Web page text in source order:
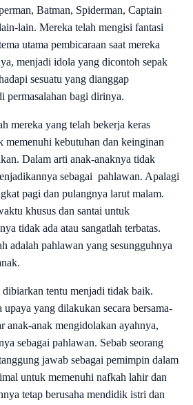
Batman, Spiderman, Captain
lain. Mereka telah mengisi fantasi
utama pembicaraan saat mereka
menjadi idola yang dicontoh sepak
sesuatu yang dianggap
permasalahan bagi dirinya.
mereka yang telah bekerja keras
memenuhi kebutuhan dan keinginan
Dalam arti anak-anaknya tidak
sebagai pahlawan. Apalagi
pagi dan pulangnya larut malam.
khusus dan santai untuk
tidak ada atau sangatlah terbatas.
adalah pahlawan yang sesungguhnya
tentu menjadi tidak baik.
upaya yang dilakukan secara bersama-
anak-anak mengidolakan ayahnya,
sebagai pahlawan. Sebab seorang
jawab sebagai pemimpin dalam
untuk memenuhi nafkah lahir dan
tetap berusaha mendidik istri dan